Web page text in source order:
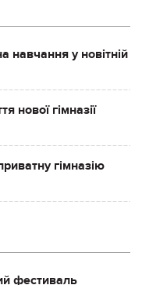
навчання у новітній
нової гімназії
гімназію
фестиваль